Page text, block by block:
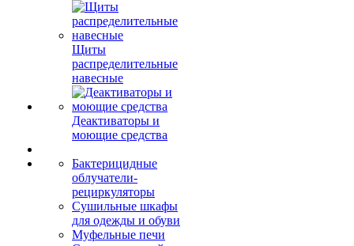
Щиты
распределительные
навесные
Деактиваторы и
моющие средства
Бактерицидные
облучатели-
рециркуляторы
Сушильные шкафы
для одежды и обуви
Муфельные печи